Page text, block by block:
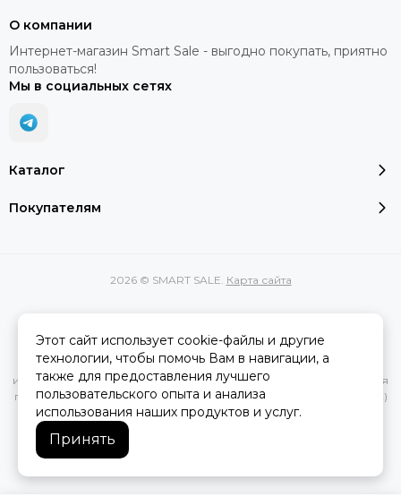
Каталог
Покупателям
О компании
Интернет-магазин Smart Sale - выгодно покупать, приятно
пользоваться!
Мы в социальных сетях
2026 © SMART SALE. Карта сайта
Вся представленная на сайте информация, касающаяся
характеристик, стоимости товаров и услуг, носит
информационный характер и ни при каких условиях не является
публичной офертой, определяемой положениями Статьи 437(2)
Гражданского кодекса РФ.
Этот сайт использует cookie-файлы и другие
технологии, чтобы помочь Вам в навигации, а
также для предоставления лучшего
пользовательского опыта и анализа
использования наших продуктов и услуг.
Принять